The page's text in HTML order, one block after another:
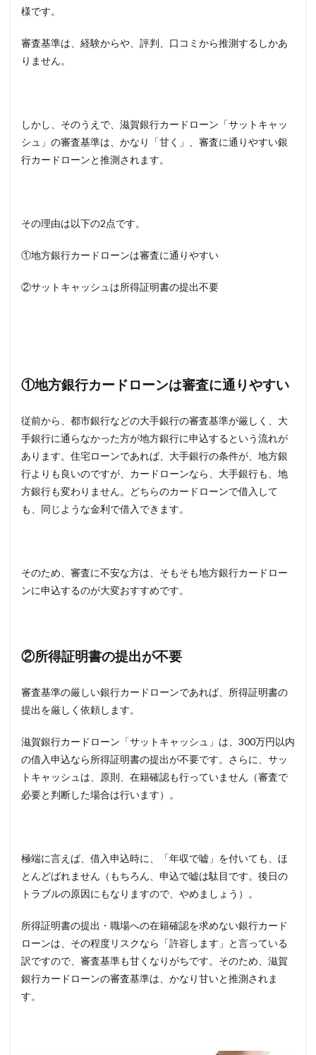
様です。
審査基準は、経験からや、評判、口コミから推測するしかあ
りません。
しかし、そのうえで、滋賀銀行カードローン「サットキャッ
シュ」の審査基準は、かなり「甘く」、審査に通りやすい銀
行カードローンと推測されます。
その理由は以下の2点です。
①地方銀行カードローンは審査に通りやすい
②サットキャッシュは所得証明書の提出不要
①地方銀行カードローンは審査に通りやすい
従前から、都市銀行などの大手銀行の審査基準が厳しく、大
手銀行に通らなかった方が地方銀行に申込するという流れが
あります。住宅ローンであれば、大手銀行の条件が、地方銀
行よりも良いのですが、カードローンなら、大手銀行も、地
方銀行も変わりません。どちらのカードローンで借入して
も、同じような金利で借入できます。
そのため、審査に不安な方は、そもそも地方銀行カードロー
ンに申込するのが大変おすすめです。
②所得証明書の提出が不要
審査基準の厳しい銀行カードローンであれば、所得証明書の
提出を厳しく依頼します。
滋賀銀行カードローン「サットキャッシュ」は、300万円以内
の借入申込なら所得証明書の提出が不要です。さらに、サッ
トキャッシュは、原則、在籍確認も行っていません（審査で
必要と判断した場合は行います）。
極端に言えば、借入申込時に、「年収で嘘」を付いても、ほ
とんどばれません（もちろん、申込で嘘は駄目です。後日の
トラブルの原因にもなりますので、やめましょう）。
所得証明書の提出・職場への在籍確認を求めない銀行カード
ローンは、その程度リスクなら「許容します」と言っている
訳ですので、審査基準も甘くなりがちです。そのため、滋賀
銀行カードローンの審査基準は、かなり甘いと推測されま
す。